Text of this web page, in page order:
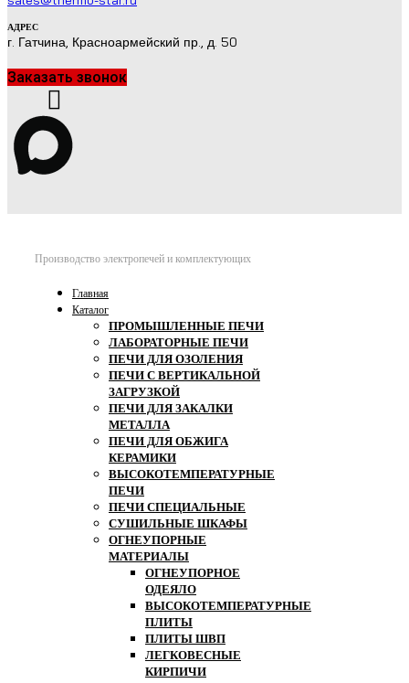
АДРЕС
г. Гатчина, Красноармейский пр., д. 50
Заказать звонок
Производство электропечей и комплектующих
Главная
Каталог
ПРОМЫШЛЕННЫЕ ПЕЧИ
ЛАБОРАТОРНЫЕ ПЕЧИ
ПЕЧИ ДЛЯ ОЗОЛЕНИЯ
ПЕЧИ С ВЕРТИКАЛЬНОЙ
ЗАГРУЗКОЙ
ПЕЧИ ДЛЯ ЗАКАЛКИ
МЕТАЛЛА
ПЕЧИ ДЛЯ ОБЖИГА
КЕРАМИКИ
ВЫСОКОТЕМПЕРАТУРНЫЕ
ПЕЧИ
ПЕЧИ СПЕЦИАЛЬНЫЕ
СУШИЛЬНЫЕ ШКАФЫ
ОГНЕУПОРНЫЕ
МАТЕРИАЛЫ
ОГНЕУПОРНОЕ
ОДЕЯЛО
ВЫСОКОТЕМПЕРАТУРНЫЕ
ПЛИТЫ
ПЛИТЫ ШВП
ЛЕГКОВЕСНЫЕ
КИРПИЧИ